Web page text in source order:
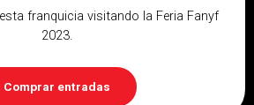
franquicia visitando la Feria Fanyf
2023.
Comprar entradas